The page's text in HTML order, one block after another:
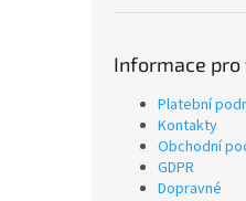
Informace pro
Platební
Kontakty
Obchodní
GDPR
Dopravné